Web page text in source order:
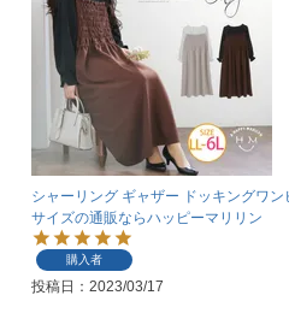
シャーリング ギャザー ドッキングワン
サイズの通販ならハッピーマリリン
購入者
投稿日 2023/03/17